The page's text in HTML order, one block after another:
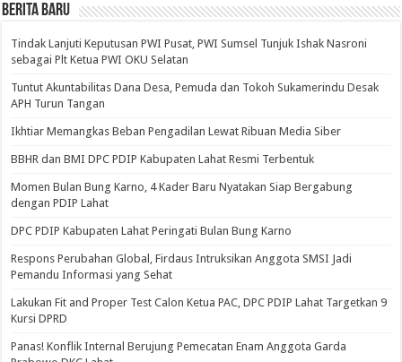
BERITA BARU
Tindak Lanjuti Keputusan PWI Pusat, PWI Sumsel Tunjuk Ishak Nasroni
sebagai Plt Ketua PWI OKU Selatan
Tuntut Akuntabilitas Dana Desa, Pemuda dan Tokoh Sukamerindu Desak
APH Turun Tangan
Ikhtiar Memangkas Beban Pengadilan Lewat Ribuan Media Siber
BBHR dan BMI DPC PDIP Kabupaten Lahat Resmi Terbentuk
Momen Bulan Bung Karno, 4 Kader Baru Nyatakan Siap Bergabung
dengan PDIP Lahat
DPC PDIP Kabupaten Lahat Peringati Bulan Bung Karno
Respons Perubahan Global, Firdaus Intruksikan Anggota SMSI Jadi
Pemandu Informasi yang Sehat
Lakukan Fit and Proper Test Calon Ketua PAC, DPC PDIP Lahat Targetkan 9
Kursi DPRD
Panas! Konflik Internal Berujung Pemecatan Enam Anggota Garda